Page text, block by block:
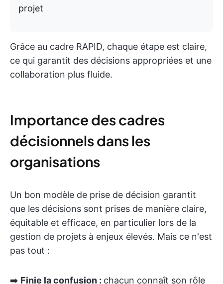
projet
Grâce au cadre RAPID, chaque étape est claire,
ce qui garantit des décisions appropriées et une
collaboration plus fluide.
Importance des cadres
décisionnels dans les
organisations
Un bon modèle de prise de décision garantit
que les décisions sont prises de manière claire,
équitable et efficace, en particulier lors de la
gestion de projets à enjeux élevés. Mais ce n'est
pas tout :
➡️ Finie la confusion : chacun connaît son rôle